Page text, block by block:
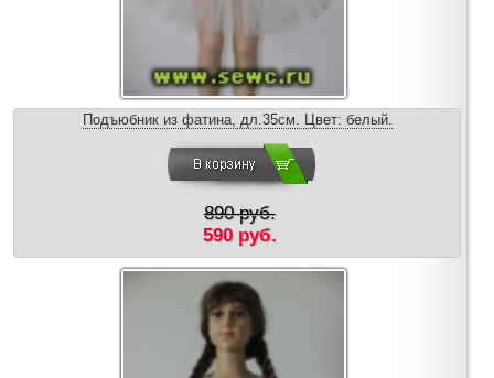
Подъюбник из фатина, дл.35см. Цвет: белый.
890 руб.
590 руб.